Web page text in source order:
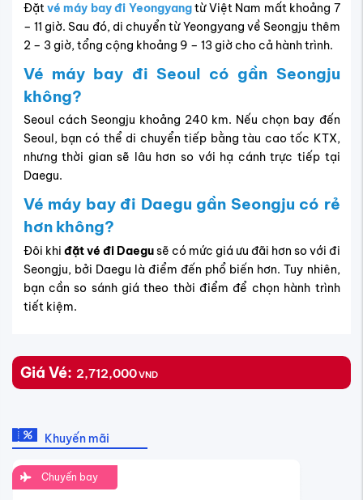
Đặtvé máy bay đi Yeongyangtừ Việt Nam mất khoảng 7
– 11 giờ. Sau đó, di chuyển từ Yeongyang về Seongju thêm
2 – 3 giờ, tổng cộng khoảng 9 – 13 giờ cho cả hành trình.
Vé máy bay đi Seoul có gần Seongju
không?
Seoul cách Seongju khoảng 240 km. Nếu chọn bay đến
Seoul, bạn có thể di chuyển tiếp bằng tàu cao tốc KTX,
nhưng thời gian sẽ lâu hơn so với hạ cánh trực tiếp tại
Daegu.
Vé máy bay đi Daegu gần Seongju có rẻ
hơn không?
Đôi khi đặt vé đi Daegusẽ có mức giá ưu đãi hơn so với đi
Seongju, bởi Daegu là điểm đến phổ biến hơn. Tuy nhiên,
bạn cần so sánh giá theo thời điểm để chọn hành trình
tiết kiệm.
Giá Vé: 2,712,000VND
Khuyến mãi
Chuyến bay